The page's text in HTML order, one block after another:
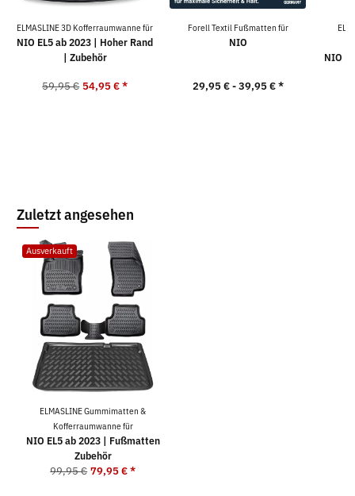
ELMASLINE 3D Kofferraumwanne für
NIO EL5 ab 2023 | Hoher Rand
| Zubehör
59,95 € 54,95 €*
Forell Textil Fußmatten für
NIO
29,95 € -39,95 €*
NIO
Zuletzt angesehen
Ausverkauft
ELMASLINE Gummimatten &
Kofferraumwanne für
NIO EL5 ab 2023 | Fußmatten
Zubehör
99,95 € 79,95 €*